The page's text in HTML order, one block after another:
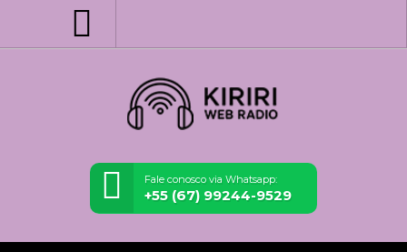
Fale conosco via Whatsapp:
+55 (67) 99244-9529